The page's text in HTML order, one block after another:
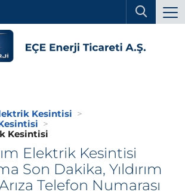
Kesintisi
Kesintisi
Elektrik Kesintisi
Son Dakika, Yıldırım
Telefon Numarası